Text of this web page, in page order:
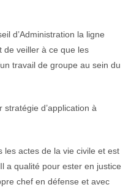
d’Administration la ligne
de veiller à ce que les
travail de groupe au sein du
d’application à
les actes de la vie civile et est
a qualité pour ester en justice
chef en défense et avec